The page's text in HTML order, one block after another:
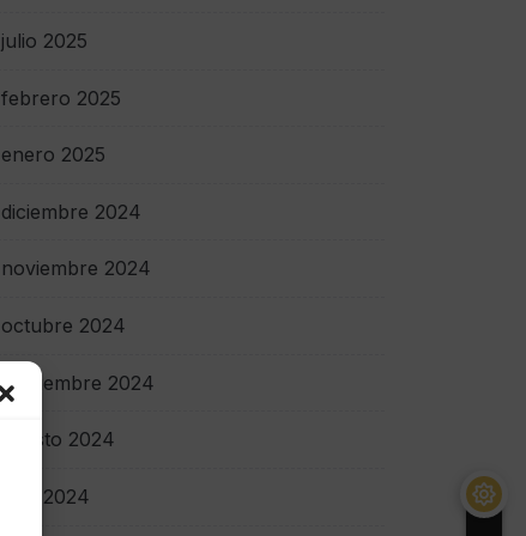
julio 2025
febrero 2025
enero 2025
diciembre 2024
noviembre 2024
octubre 2024
septiembre 2024
agosto 2024
julio 2024